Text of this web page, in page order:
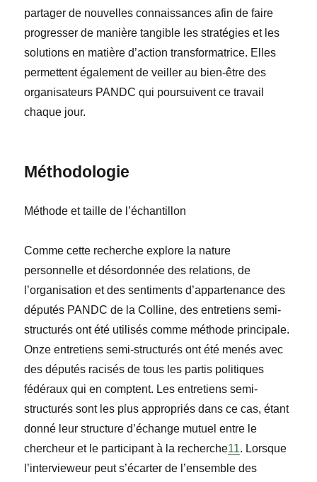
partager de nouvelles connaissances afin de faire
progresser de manière tangible les stratégies et les
solutions en matière d’action transformatrice. Elles
permettent également de veiller au bien-être des
organisateurs PANDC qui poursuivent ce travail
chaque jour.
Méthodologie
Méthode et taille de l’échantillon
Comme cette recherche explore la nature
personnelle et désordonnée des relations, de
l’organisation et des sentiments d’appartenance des
députés PANDC de la Colline, des entretiens semi-
structurés ont été utilisés comme méthode principale.
Onze entretiens semi-structurés ont été menés avec
des députés racisés de tous les partis politiques
fédéraux qui en comptent. Les entretiens semi-
structurés sont les plus appropriés dans ce cas, étant
donné leur structure d’échange mutuel entre le
chercheur et le participant à la recherche11. Lorsque
l’intervieweur peut s’écarter de l ’ensemble des